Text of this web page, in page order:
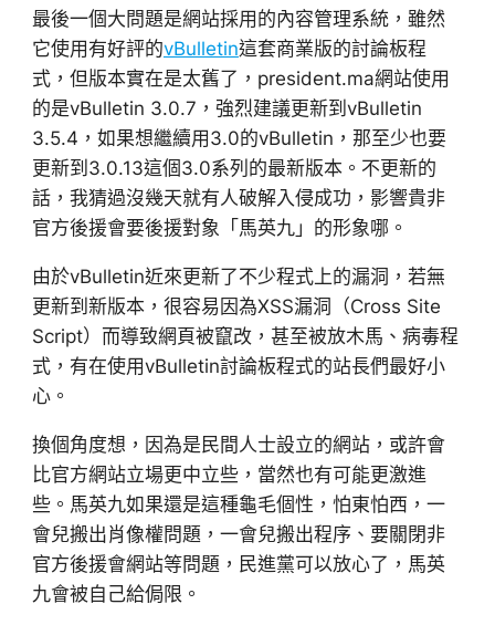
最後一個大問題是網站採用的內容管理系統，雖然
它使用有好評的vBulletin這套商業版的討論板程
式，但版本實在是太舊了，president.ma網站使用
的是vBulletin 3.0.7，強烈建議更新到vBulletin
3.5.4，如果想繼續用3.0的vBulletin，那至少也要
更新到3.0.13這個3.0系列的最新版本。不更新的
話，我猜過沒幾天就有人破解入侵成功，影響貴非
官方後援會要後援對象「馬英九」的形象哪。
由於vBulletin近來更新了不少程式上的漏洞，若無
更新到新版本，很容易因為XSS漏洞（Cross Site
Script）而導致網頁被竄改，甚至被放木馬、病毒程
式，有在使用vBulletin討論板程式的站長們最好小
心。
換個角度想，因為是民間人士設立的網站，或許會
比官方網站立場更中立些，當然也有可能更激進
些。馬英九如果還是這種龜毛個性，怕東怕西，一
會兒搬出肖像權問題，一會兒搬出程序、要關閉非
官方後援會網站等問題，民進黨可以放心了，馬英
九會被自己給侷限。